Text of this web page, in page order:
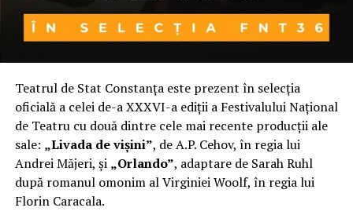
Teatrul de Stat Constanța este prezent în selecția
oficială a celei de-a XXXVI-a ediții a Festivalului Național
de Teatru cu două dintre cele mai recente producții ale
sale: „Livada de vișini”, de A.P. Cehov, în regia lui
Andrei Măjeri, și „Orlando”, adaptare de Sarah Ruhl
după romanul omonim al Virginiei Woolf, în regia lui
Florin Caracala.